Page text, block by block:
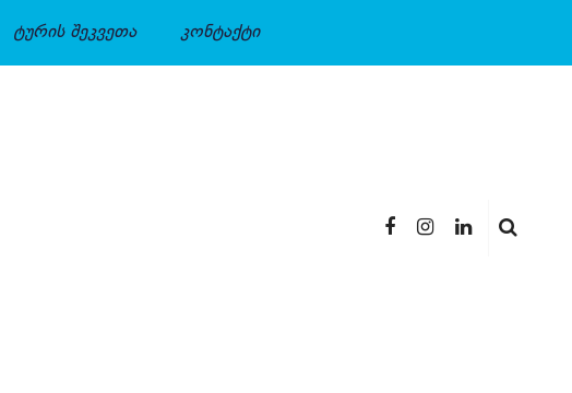
ტურის შეკვეთა კონტაქტი